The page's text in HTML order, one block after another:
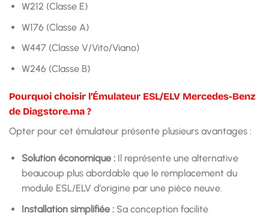
W212 (Classe E)
W176 (Classe A)
W447 (Classe V/Vito/Viano)
W246 (Classe B)
Pourquoi choisir l’Émulateur ESL/ELV Mercedes-Benz
de Diagstore.ma ?
Opter pour cet émulateur présente plusieurs avantages :
Solution économique :Il représente une alternative
beaucoup plus abordable que le remplacement du
module ESL/ELV d’origine par une pièce neuve.
Installation simplifiée :Sa conception facilite